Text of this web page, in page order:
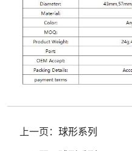
上一页： 球形系列